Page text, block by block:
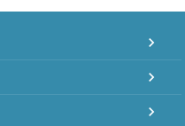
chevron_right
chevron_right
chevron_right